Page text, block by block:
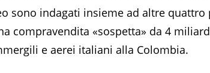
sono indagati insieme ad altre quattro
compravendita «sospetta» da 4
e aerei italiani alla Colombia.